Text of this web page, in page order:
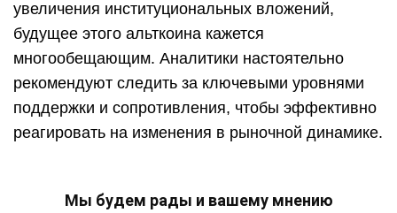
увеличения институциональных вложений,
будущее этого альткоина кажется
многообещающим. Аналитики настоятельно
рекомендуют следить за ключевыми уровнями
поддержки и сопротивления, чтобы эффективно
реагировать на изменения в рыночной динамике.
Мы будем рады и вашему мнению